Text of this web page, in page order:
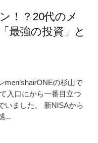
！？20代のメ
最強の投資」と
men’shairONEの杉山で
入口にから一番目立つ
いました。 新NISAから
...